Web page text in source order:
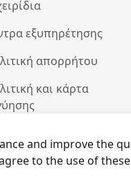
εξυπηρέτησης
απορρήτου
και κάρτα
and improve the
to the use of